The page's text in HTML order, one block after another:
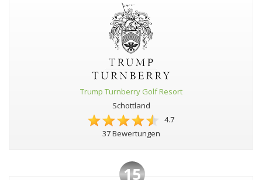
Trump Turnberry Golf Resort
Schottland
4.7
37 Bewertungen
15